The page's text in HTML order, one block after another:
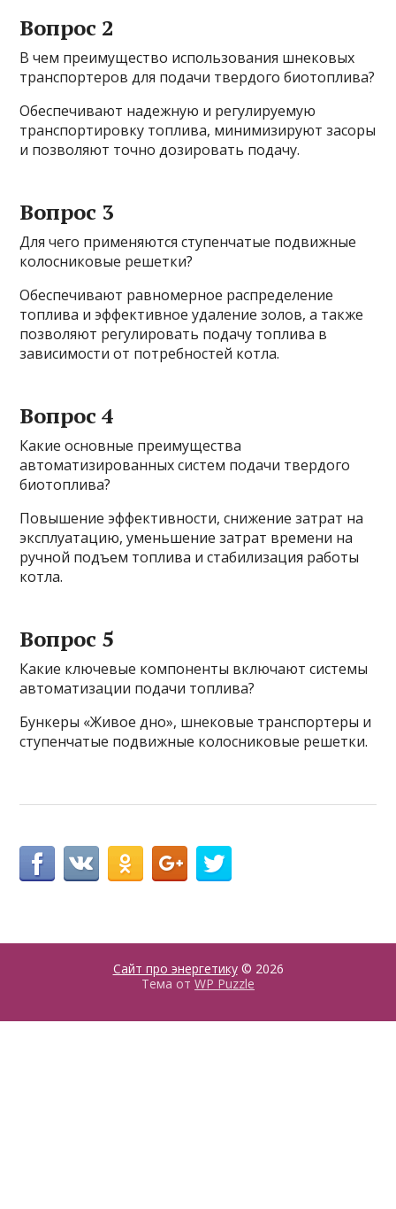
Вопрос 2
В чем преимущество использования шнековых
транспортеров для подачи твердого биотоплива?
Обеспечивают надежную и регулируемую
транспортировку топлива, минимизируют засоры
и позволяют точно дозировать подачу.
Вопрос 3
Для чего применяются ступенчатые подвижные
колосниковые решетки?
Обеспечивают равномерное распределение
топлива и эффективное удаление золов, а также
позволяют регулировать подачу топлива в
зависимости от потребностей котла.
Вопрос 4
Какие основные преимущества
автоматизированных систем подачи твердого
биотоплива?
Повышение эффективности, снижение затрат на
эксплуатацию, уменьшение затрат времени на
ручной подъем топлива и стабилизация работы
котла.
Вопрос 5
Какие ключевые компоненты включают системы
автоматизации подачи топлива?
Бункеры «Живое дно», шнековые транспортеры и
ступенчатые подвижные колосниковые решетки.
Сайт про энергетику© 2026
Тема от WP Puzzle